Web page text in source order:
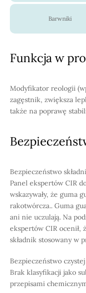
Barwniki
Funkcja w
Modyfikator reologii
zagęstnik, zwiększa
także na poprawę
Bezpieczeństwo
Panel ekspertów CIR
wskazywały, że guma
rakotwórcza.. Guma
ani nie uczulają. Na
ekspertów CIR ocenił,
składnik stosowany w
Bezpieczeństwo
Brak klasyfikacji jako
przepisami